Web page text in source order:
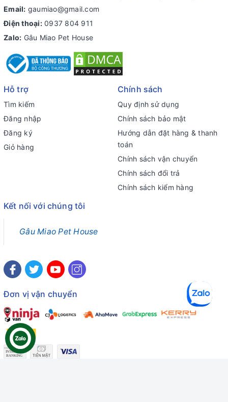
Email: gaumiao@gmail.com
Điện thoại: 0937 804 911
Zalo: Gâu Miao Pet House
Hỗ trợ
Tìm kiếm
Đăng nhập
Đăng ký
Giỏ hàng
Chính sách
Quy định sử dụng
Chính sách bảo mật
Hướng dẫn đặt hàng & thanh
toán
Chính sách vận chuyển
Chính sách đổi trả
Chính sách kiểm hàng
Kết nối với chúng tôi
Gâu Miao Pet House
Đơn vị vận chuyển